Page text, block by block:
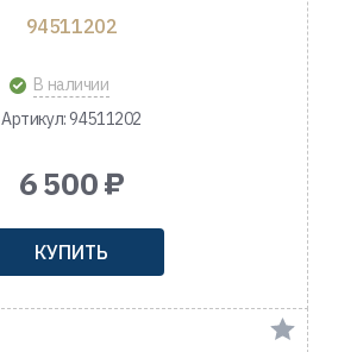
94511202
В наличии
Артикул: 94511202
6 500 ₽
КУПИТЬ